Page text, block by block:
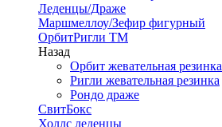
Леденцы/Драже
Маршмеллоу/Зефир фигурный
ОрбитРигли ТМ
Назад
Орбит жевательная резинка
Ригли жевательная резинка
Рондо драже
СвитБокс
Холлс леденцы